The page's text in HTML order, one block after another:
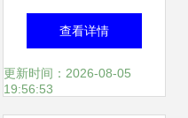
——旅游开发项目
策划咨询报告
查看详情
更新时间：2026-08-05
19:56:53